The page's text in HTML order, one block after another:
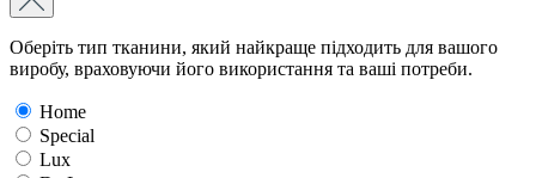
Оберіть тип тканини, який найкраще підходить для вашого
виробу, враховуючи його використання та ваші потреби.
Home
Special
Lux